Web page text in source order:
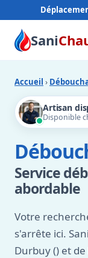
Sani
Accueil ›
Artisan
Disponible
Service
abordable
Votre
s'arrête ici.
Durbuy () et